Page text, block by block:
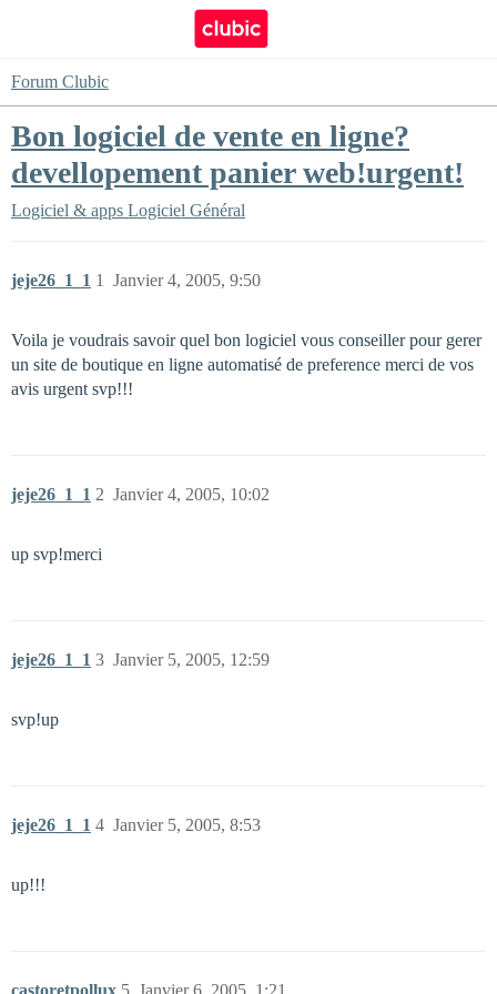
Forum Clubic
Bon logiciel de vente en ligne?
devellopement panier web!urgent!
Logiciel & apps Logiciel Général
jeje26_1_1 Janvier 4, 2005, 9:50
1
Voila je voudrais savoir quel bon logiciel vous conseiller pour gerer
un site de boutique en ligne automatisé de preference merci de vos
avis urgent svp!!!
jeje26_1_1 Janvier 4, 2005, 10:02
2
up svp!merci
jeje26_1_1 Janvier 5, 2005, 12:59
3
svp!up
jeje26_1_1 Janvier 5, 2005, 8:53
4
up!!!
castoretpollux Janvier 6, 2005, 1:21
5